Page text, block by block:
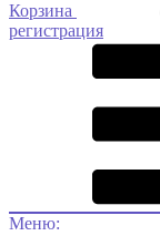
Корзина
регистрация
Меню: